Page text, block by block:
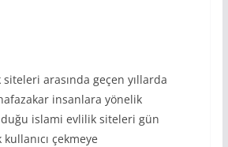
arasında geçen yıllarda
insanlara yönelik
islami evlilik siteleri gün
çekmeye